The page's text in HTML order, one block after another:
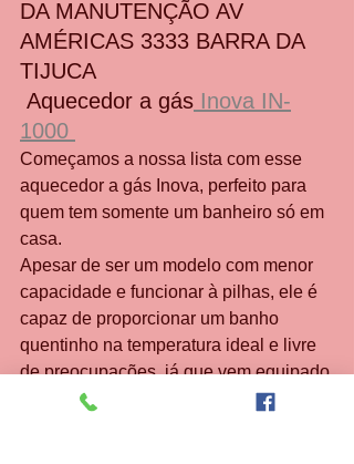
DA MANUTENÇÃO AV
AMÉRICAS 3333 BARRA DA
TIJUCA
Aquecedor a gás Inova IN-
1000
Começamos a nossa lista com esse
aquecedor a gás Inova, perfeito para
quem tem somente um banheiro só em
casa.
Apesar de ser um modelo com menor
capacidade e funcionar à pilhas, ele é
capaz de proporcionar um banho
quentinho na temperatura ideal e livre
de preocupações, já que vem equipado
com acendimento automático, que